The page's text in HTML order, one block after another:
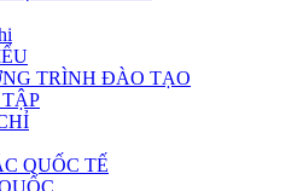
TRÌNH ĐÀO TẠO
QUỐC TẾ